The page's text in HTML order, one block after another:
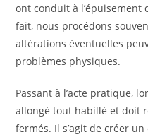
ont conduit à l’épuisement
fait, nous procédons
altérations éventuelles
problèmes physiques.
Passant à l’acte pratique,
allongé tout habillé et doit
fermés. Il s’agit de créer